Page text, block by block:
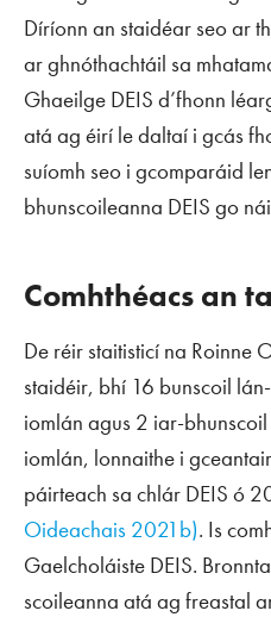
Díríonn an staidéar seo ar
ar ghnóthachtáil sa
Ghaeilge DEIS d’fhonn
atá ag éirí le daltaí i gcás
suíomh seo i gcomparáid
bhunscoileanna DEIS go
Comhthéacs an
De réir staitisticí na Roinne
staidéir, bhí 16 bunscoil
iomlán agus 2 iar-
iomlán, lonnaithe i
páirteach sa chlár DEIS ó
Oideachais 2021b). Is
Gaelcholáiste DEIS.
scoileanna atá ag freastal